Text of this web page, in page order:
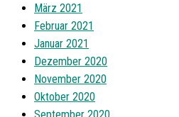
März 2021
Februar 2021
Januar 2021
Dezember 2020
November 2020
Oktober 2020